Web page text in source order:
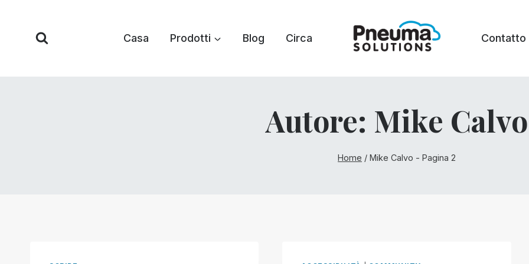
contenuto
Casa Prodotti Blog Circa Contatto
Autore: Mike Calvo
Home / Mike Calvo - Pagina 2